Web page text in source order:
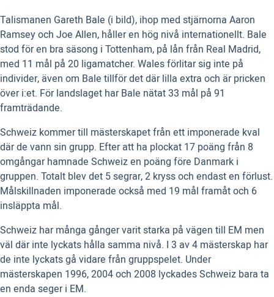
Talismanen Gareth Bale (i bild), ihop med stjärnorna Aaron
Ramsey och Joe Allen, håller en hög nivå internationellt. Bale
stod för en bra säsong i Tottenham, på lån från Real Madrid,
med 11 mål på 20 ligamatcher. Wales förlitar sig inte på
individer, även om Bale tillför det där lilla extra och är pricken
över i:et. För landslaget har Bale nätat 33 mål på 91
framträdande.
Schweiz kommer till mästerskapet från ett imponerade kval
där de vann sin grupp. Efter att ha plockat 17 poäng från 8
omgångar hamnade Schweiz en poäng före Danmark i
gruppen. Totalt blev det 5 segrar, 2 kryss och endast en förlust.
Målskillnaden imponerade också med 19 mål framåt och 6
insläppta mål.
Schweiz har många gånger varit starka på vägen till EM men
väl där inte lyckats hålla samma nivå. I 3 av 4 mästerskap har
de inte lyckats gå vidare från gruppspelet. Under
mästerskapen 1996, 2004 och 2008 lyckades Schweiz bara ta
en enda seger i EM.